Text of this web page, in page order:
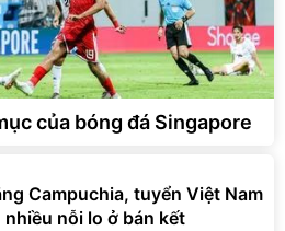
của bóng đá Singapore
Campuchia, tuyển Việt Nam
nhiều nỗi lo ở bán kết